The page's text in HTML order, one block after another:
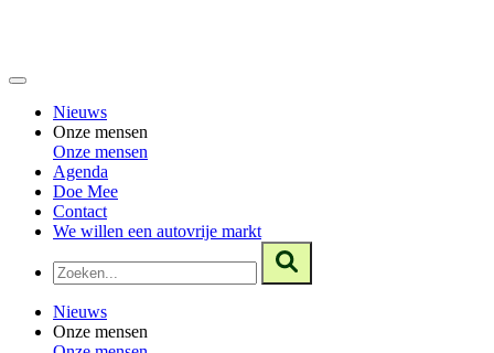
Nieuws
Onze mensen
Onze mensen
Agenda
Doe Mee
Contact
We willen een autovrije markt
Nieuws
Onze mensen